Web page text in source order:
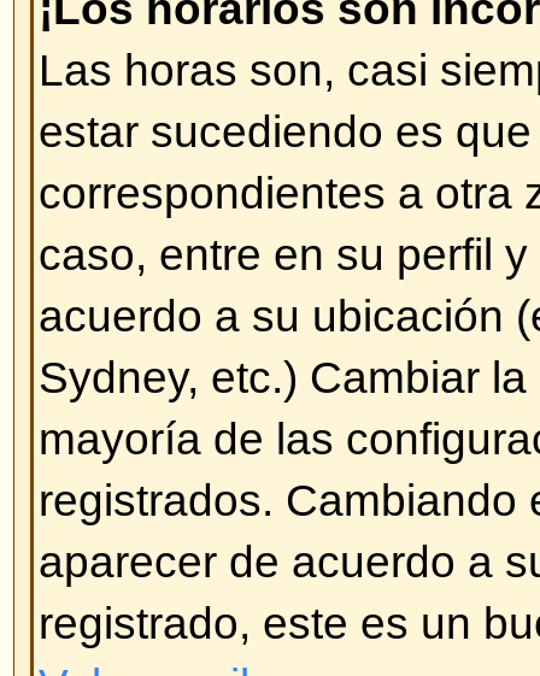
éste es asociado directamente
mensajes ingresados o se
ciertos usuarios (administrador,
especiales). Por favor, no
mensajes innecesarios sólo
Rango, no hay ningún beneficio
Rangos.
Volver arriba
Cuando pulso en el enlace
un usuario me pide nombre
contraseña.
Disculpe, pero sólo los usuarios
enviar correos a través del foro
habilitado esta opción). Esto es